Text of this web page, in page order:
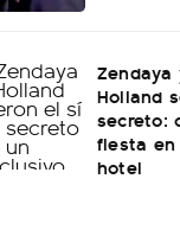
Zendaya
Holland
secreto:
fiesta en
hotel